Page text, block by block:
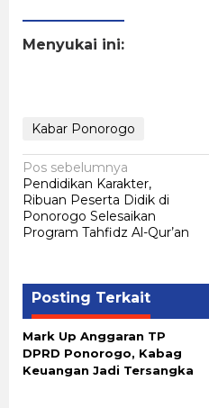
Menyukai ini:
Kabar Ponorogo
Navigasi
pos
Pos sebelumnya
Pendidikan Karakter,
Ribuan Peserta Didik di
Ponorogo Selesaikan
Program Tahfidz Al-Qur’an
Posting Terkait
Mark Up Anggaran TP
DPRD Ponorogo, Kabag
Keuangan Jadi Tersangka